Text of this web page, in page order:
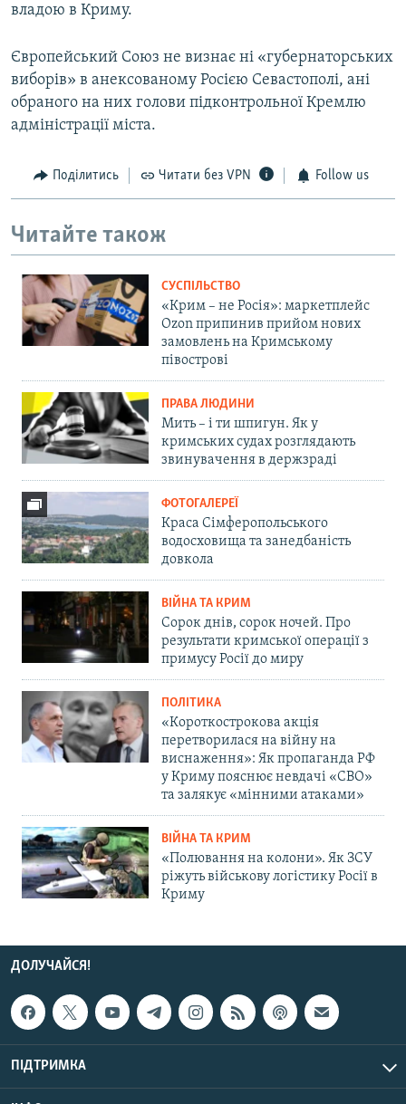
владою в Криму.
Європейський Союз не визнає ні «губернаторських
виборів» в анексованому Росією Севастополі, ані
обраного на них голови підконтрольної Кремлю
адміністрації міста.
Поділитись Читати без VPN Follow us
Читайте також
СУСПІЛЬСТВО
«Крим – не Росія»: маркетплейс
Ozon припинив прийом нових
замовлень на Кримському
півострові
ПРАВА ЛЮДИНИ
Мить – і ти шпигун. Як у
кримських судах розглядають
звинувачення в держзраді
ФОТОГАЛЕРЕЇ
Краса Сімферопольського
водосховища та занедбаність
довкола
ВІЙНА ТА КРИМ
Сорок днів, сорок ночей. Про
результати кримської операції з
примусу Росії до миру
ПОЛІТИКА
«Короткострокова акція
перетворилася на війну на
виснаження»: Як пропаганда РФ
у Криму пояснює невдачі «СВО»
та залякує «мінними атаками»
ВІЙНА ТА КРИМ
«Полювання на колони». Як ЗСУ
ріжуть військову логістику Росії в
Криму
ДОЛУЧАЙСЯ!
ПІДТРИМКА